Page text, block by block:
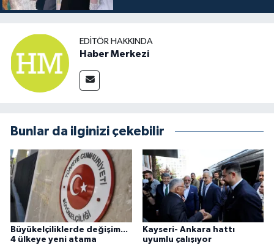
EDITÖR HAKKINDA
Haber Merkezi
Bunlar da ilginizi çekebilir
Büyükelçiliklerde değişim...
4 ülkeye yeni atama
Kayseri- Ankara hattı
uyumlu çalışıyor